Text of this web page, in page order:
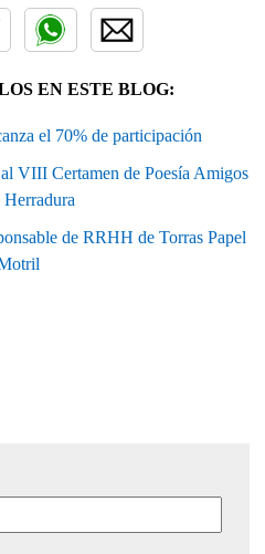
EN ESTE BLOG:
el 70% de participación
VIII Certamen de Poesía Amigos
de RRHH de Torras Papel